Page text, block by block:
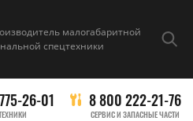
малогабаритной
спецтехники
26-01 8 800 222-21-76
СЕРВИС И ЗАПАСНЫЕ ЧАСТИ